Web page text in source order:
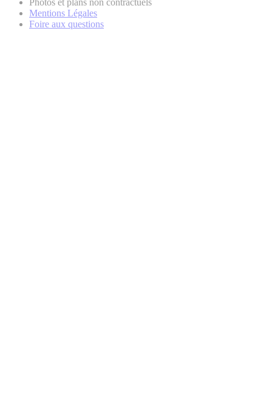
Mentions Légales
Foire aux questions